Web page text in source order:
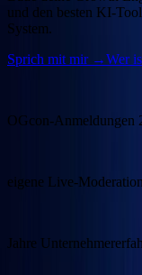
und den besten KI-
System.
Sprich mit mir →Wer
OGcon-Anmeldungen
eigene Live-
Jahre